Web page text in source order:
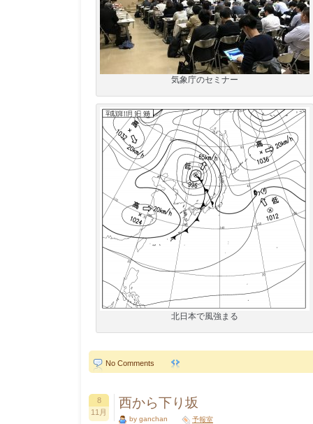
気象庁のセミナー
北日本で風強まる
No Comments
8
11月
西から下り坂
by ganchan 予報室